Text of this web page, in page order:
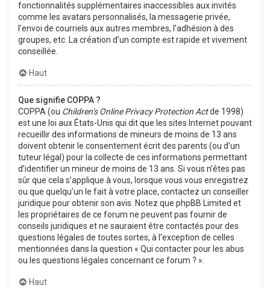
fonctionnalités supplémentaires inaccessibles aux invités
comme les avatars personnalisés, la messagerie privée,
l’envoi de courriels aux autres membres, l’adhésion à des
groupes, etc. La création d’un compte est rapide et vivement
conseillée.
Haut
Que signifie COPPA ?
COPPA (ou Children’s Online Privacy Protection Actde 1998)
est une loi aux États-Unis qui dit que les sites Internet pouvant
recueillir des informations de mineurs de moins de 13 ans
doivent obtenir le consentement écrit des parents (ou d’un
tuteur légal) pour la collecte de ces informations permettant
d’identifier un mineur de moins de 13 ans. Si vous n’êtes pas
sûr que cela s’applique à vous, lorsque vous vous enregistrez
ou que quelqu’un le fait à votre place, contactez un conseiller
juridique pour obtenir son avis. Notez que phpBB Limited et
les propriétaires de ce forum ne peuvent pas fournir de
conseils juridiques et ne sauraient être contactés pour des
questions légales de toutes sortes, à l’exception de celles
mentionnées dans la question « Qui contacter pour les abus
ou les questions légales concernant ce forum ? ».
Haut